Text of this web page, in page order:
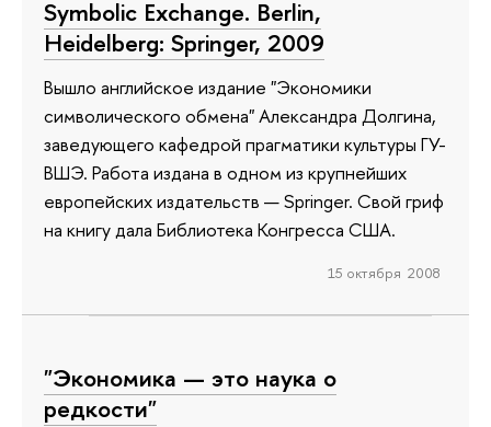
Symbolic Exchange. Berlin,
Heidelberg: Springer, 2009
Вышло английское издание "Экономики
символического обмена" Александра Долгина,
заведующего кафедрой прагматики культуры ГУ-
ВШЭ. Работа издана в одном из крупнейших
европейских издательств — Springer. Свой гриф
на книгу дала Библиотека Конгресса США.
15 октября 2008
"Экономика — это наука о
редкости"